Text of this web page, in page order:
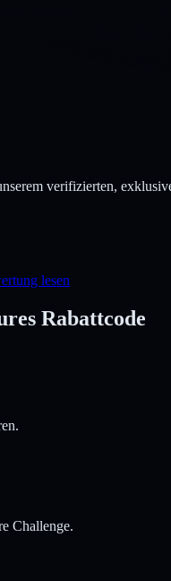
verifizierten,
lesen
Rabattcode
Challenge.